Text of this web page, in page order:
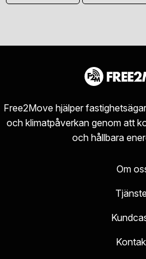
Free2Move hjälper
och klimatpåverkan genom att
och hållbara
Om